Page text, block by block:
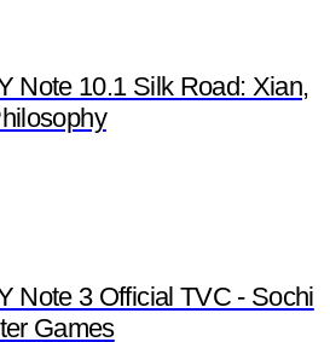
Note 10.1 Silk Road: Xian,
Note 3 Official TVC - Sochi
Games